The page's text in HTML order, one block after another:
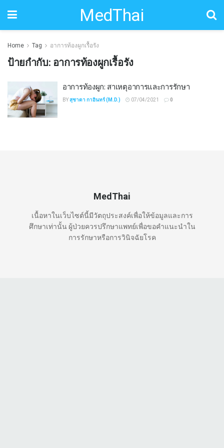
MedThai
Home Tag อาการท้องผูกเรื้อรัง
ป้ายกำกับ: อาการท้องผูกเรื้อรัง
อาการท้องผูก: สาเหตุอาการและการรักษา
BYสุชาดา กาอินทร์ (M.D.) 07/04/2021 0
MedThai
เนื้อหาในเว็บไซต์นี้มีวัตถุประสงค์เพื่อให้ข้อมูลและการ
ศึกษาเท่านั้น ผู้ป่วยควรปรึกษาแพทย์เพื่อขอคำแนะนำใน
การรักษาหรือการวินิจฉัยโรค